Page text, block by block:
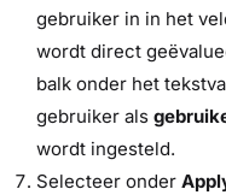
gebruiker in in het
wordt direct
balk onder het
gebruiker als
wordt ingesteld.
Selecteer onder